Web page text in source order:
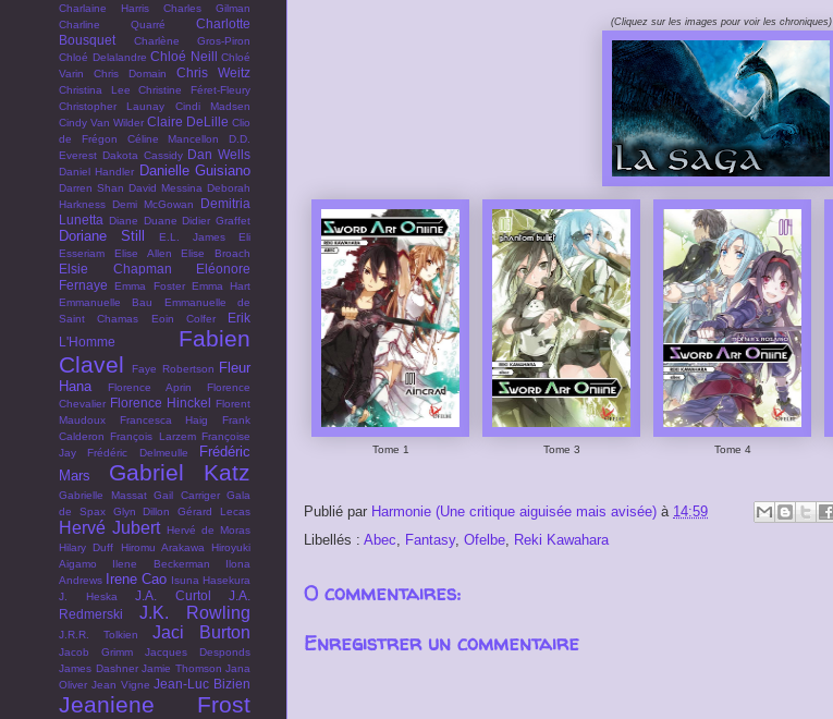
(Cliquez sur les images pour voir les chroniques)
Tome 1 Tome 3 Tome 4
Publié par Harmonie (Une critique aiguisée mais avisée) à 14:59
Libellés : Abec, Fantasy, Ofelbe, Reki Kawahara
0 commentaires:
Enregistrer un commentaire
Charlaine Harris
Charles Gilman
Charline Quarré
Charlotte
Bousquet
Charlène Gros-Piron
Chloé Delalandre Chloé Neill Chloé
Varin
Chris Domain Chris Weitz
Christina Lee
Christine Féret-Fleury
Christopher Launay
Cindi Madsen
Cindy Van Wilder Claire DeLille Clio
de Frégon
Céline Mancellon
D.D.
Everest Dakota Cassidy Dan Wells
Daniel Handler Danielle Guisiano
Darren Shan David Messina Deborah
Harkness Demi McGowan
Demitria
Lunetta Diane Duane Didier Graffet
Doriane Still E.L. James
Eli
Esseriam
Elise Allen Elise Broach
Elsie Chapman
Eléonore
Fernaye
Emma Foster Emma Hart
Emmanuelle Bau
Emmanuelle de
Saint Chamas
Eoin Colfer
Erik
L'Homme
Fabien
Clavel
Faye Robertson Fleur
Hana
Florence Aprin
Florence
Chevalier Florence Hinckel Florent
Maudoux
Francesca Haig
Frank
Calderon François Larzem Françoise
Jay
Frédéric Delmeulle
Frédéric
Mars
Gabriel Katz
Gabrielle Massat Gail Carriger Gala
de Spax
Glyn Dillon Gérard Lecas
Hervé Jubert Hervé de Moras
Hilary Duff
Hiromu Arakawa
Hiroyuki
Aigamo
Ilene Beckerman
Ilona
Andrews Irene Cao Isuna Hasekura
J. Heska
J.A. Curtol
J.A.
Redmerski
J.K. Rowling
J.R.R. Tolkien Jaci Burton
Jacob Grimm
Jacques Desponds
James Dashner Jamie Thomson Jana
Oliver Jean Vigne Jean-Luc Bizien
Jeaniene Frost